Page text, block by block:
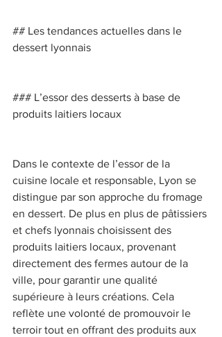
## Les tendances actuelles dans le
dessert lyonnais
### L’essor des desserts à base de
produits laitiers locaux
Dans le contexte de l’essor de la
cuisine locale et responsable, Lyon se
distingue par son approche du fromage
en dessert. De plus en plus de pâtissiers
et chefs lyonnais choisissent des
produits laitiers locaux, provenant
directement des fermes autour de la
ville, pour garantir une qualité
supérieure à leurs créations. Cela
reflète une volonté de promouvoir le
terroir tout en offrant des produits aux